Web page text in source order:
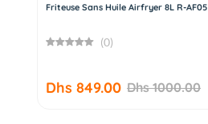
Friteuse Sans Huile Airfryer 8L R-AF05
(0)
Dhs 849.00 Dhs 1000.00